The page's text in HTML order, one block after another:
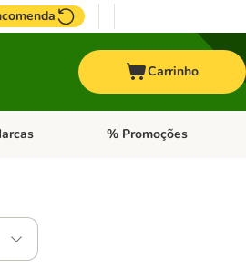
Carrinho
de categoria: Outros animais
Abrir menu de categoria:
% Promoções